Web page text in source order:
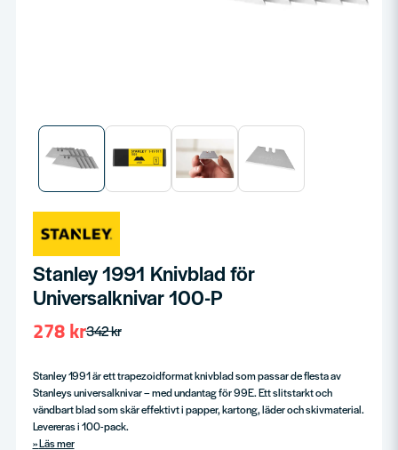
Stanley 1991 Knivblad för
Universalknivar 100-P
342 kr
278 kr
Stanley 1991 är ett trapezoidformat knivblad som passar de flesta av
Stanleys universalknivar – med undantag för 99E. Ett slitstarkt och
vändbart blad som skär effektivt i papper, kartong, läder och skivmaterial.
Levereras i 100-pack.
Läs mer